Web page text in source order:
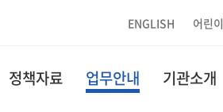
ENGLISH 어린이
정책자료 업무안내 기관소개